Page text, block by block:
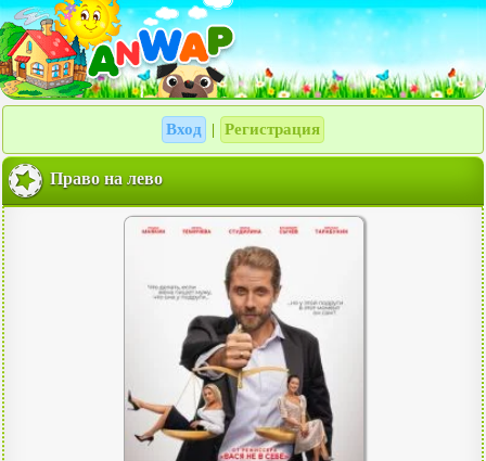
Вход Регистрация
Право на лево